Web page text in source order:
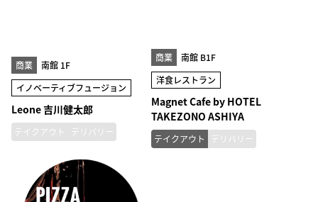
商業
南館 1F
イノベーティブフュージョン
Leone 吉川健太郎
テイクアウト デリバリー
商業
南館 B1F
洋食レストラン
Magnet Cafe by HOTEL
TAKEZONO ASHIYA
テイクアウト デリバリー